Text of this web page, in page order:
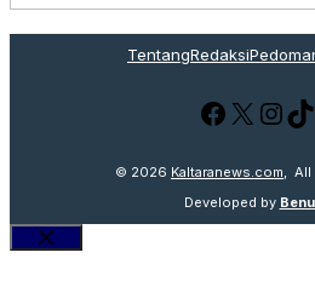
TentangRedaksi
X
© 2026 Kaltaranews.com ,
Developed by
Close